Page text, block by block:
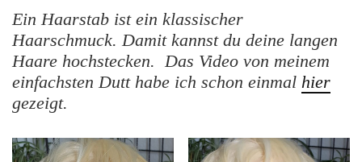
Ein Haarstab ist ein klassischer
Haarschmuck. Damit kannst du deine langen
Haare hochstecken. Das Video von meinem
einfachsten Dutt habe ich schon einmal hier
gezeigt.